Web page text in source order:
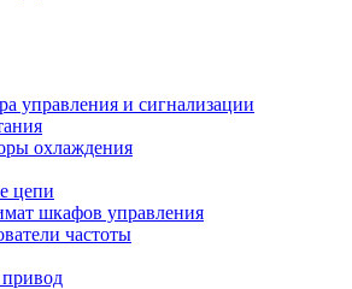
управления и сигнализации
охлаждения
цепи
шкафов управления
частоты